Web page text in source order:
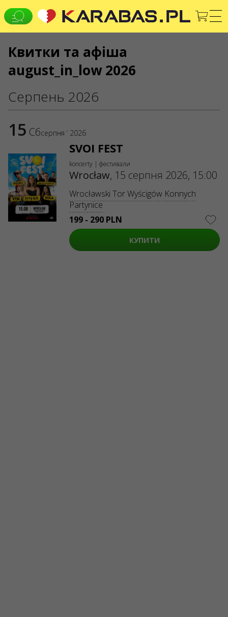
EN PL UK
WROCŁAW
КОНТАКТИ
У вас є якісь запитання чи пропозиції?
Напишіть нам
Заявки обробляються через електронну форму на
вебсайтіsale@karabas.pl
GO2SHOW SPÓŁKA Z OGRANICZONĄ
ODPOWIEDZIALNOŚCIĄ
NIP: 6751768934
Numer KRS 0000987419
REGON: 522850125
ul. GĘSIA, 8/205, KRAKÓW, kod 31-535
Квитки та афіша
august_in_low 2026
Серпень 2026
15 Сбсерпня ’ 2026
SVOI FEST
koncerty | фестивали
Wrocław, 15 серпня 2026, 15:00
Wrocławski Tor Wyścigów Konnych
Partynice
199 - 290 PLN
КУПИТИ